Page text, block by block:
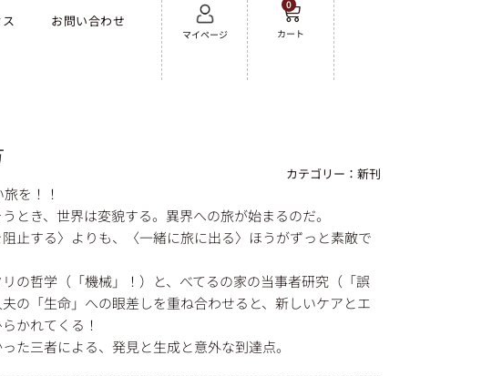
お問い合わせ
マイページ
0
カート
カテゴリー： 新刊
を！！
とき、世界は変貌する。異界への旅が始まるのだ。
止する〉よりも、〈一緒に旅に出る〉ほうがずっと素敵で
の哲学（「機械」！）と、べてるの家の当事者研究（「誤
の「生命」への眼差しを重ね合わせると、新しいケアとエ
かれてくる！
た三者による、発見と生成と意外な到達点。